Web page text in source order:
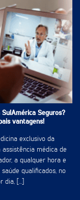
Seguros?
vantagens!
exclusivo da
assistência médica de
a qualquer hora e
qualificados, no
[...]